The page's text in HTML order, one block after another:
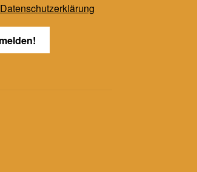
Datenschutzerklärung